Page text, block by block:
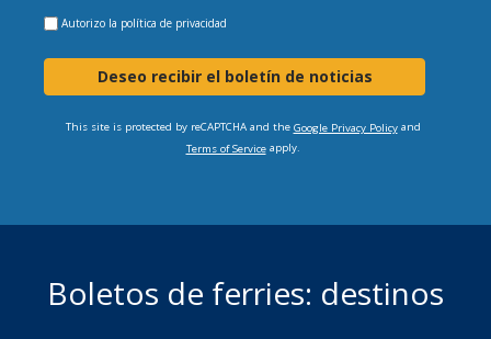
Autorizo la política de privacidad
Deseo recibir el boletín de noticias
This site is protected by reCAPTCHA and the Google Privacy Policyand
Terms of Serviceapply.
Boletos de ferries: destinos